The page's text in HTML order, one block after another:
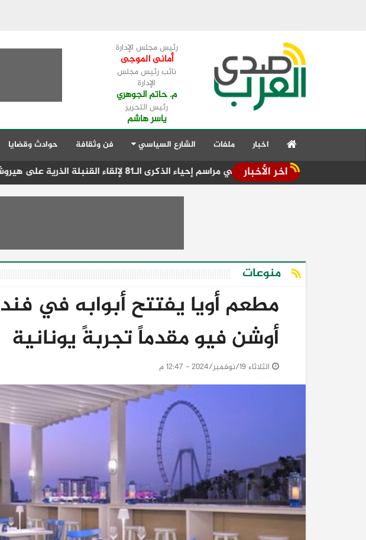
رئيس مجلس الإدارة
أمانى الموجى
نائب رئيس مجلس
الإدارة
م. حاتم الجوهري
رئيس التحرير
ياسر هاشم
اخبار ملفات الشارع السياسي فن وثقافة حوادث وقضايا
اخر الأخبار وزير يشارك في مراسم إحياء الذكرى الـ81 لإلقاء القنبلة الذرية على هيروشيما
منوعات
مطعم أويا يفتتح أبوابه في
أوشن فيو مقدماً تجربةً يونانية
الثلاثاء 19/نوفمبر/2024 - 12:47 م